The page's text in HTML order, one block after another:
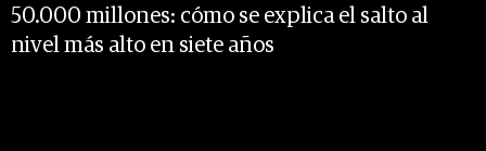
50.000 millones: cómo se explica el salto al
nivel más alto en siete años